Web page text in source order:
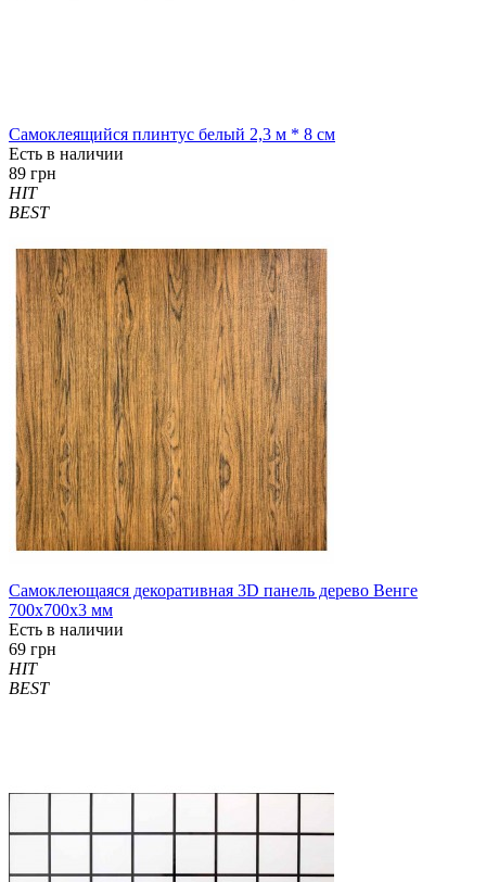
Самоклеящийся плинтус белый 2,3 м * 8 см
Есть в наличии
89 грн
HIT
BEST
Самоклеющаяся декоративная 3D панель дерево Венге
700x700x3 мм
Есть в наличии
69 грн
HIT
BEST